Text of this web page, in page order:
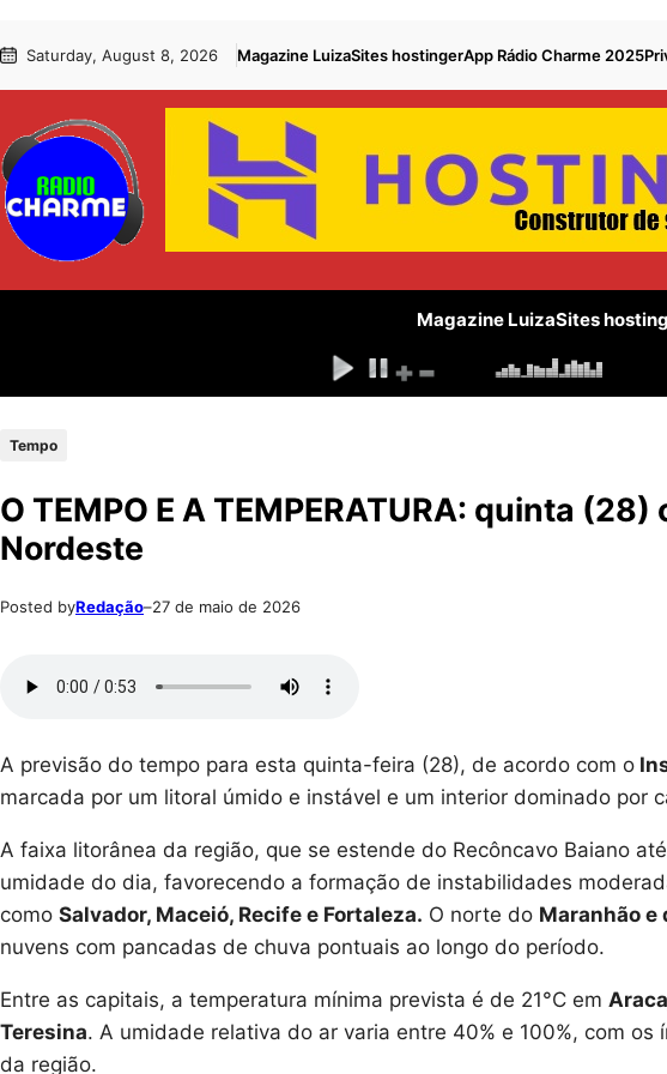
para
conteúdo
to Saturday, August 8, 2026 Magazine LuizaSites hostingerApp Rádio Charme 2025
Magazine LuizaSites
Tempo
O TEMPO E A TEMPERATURA: quinta
Nordeste
Posted byRedação–27 de maio de 2026
A previsão do tempo para esta quinta-feira (28), de acordo com o
marcada por um litoral úmido e instável e um interior dominado por
A faixa litorânea da região, que se estende do Recôncavo Baiano
umidade do dia, favorecendo a formação de instabilidades
como Salvador, Maceió, Recife e Fortaleza. O norte do Maranhão e
nuvens com pancadas de chuva pontuais ao longo do período.
Entre as capitais, a temperatura mínima prevista é de 21°C em
Teresina. A umidade relativa do ar varia entre 40% e 100%, com
da região.